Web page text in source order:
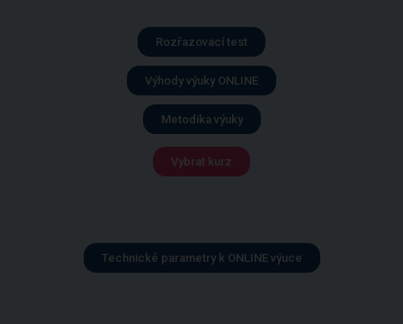
Rozřazovací test
Výhody výuky ONLINE
Metodika výuky
Vybrat kurz
Technické parametry k ONLINE výuce